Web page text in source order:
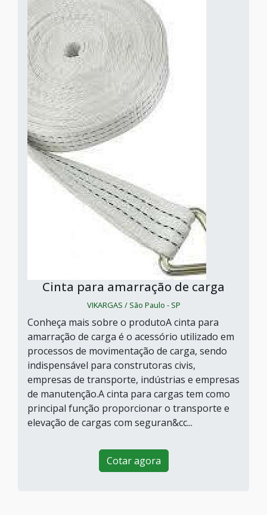
Cinta para amarração de carga
VIKARGAS / São Paulo - SP
Conheça mais sobre o produtoA cinta para
amarração de carga é o acessório utilizado em
processos de movimentação de carga, sendo
indispensável para construtoras civis,
empresas de transporte, indústrias e empresas
de manutenção.A cinta para cargas tem como
principal função proporcionar o transporte e
elevação de cargas com seguran&cc...
Cotar agora